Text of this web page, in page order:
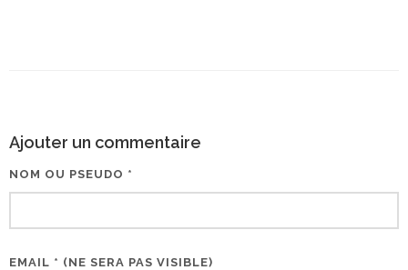
Ajouter un commentaire
NOM OU PSEUDO *
EMAIL * (NE SERA PAS VISIBLE)